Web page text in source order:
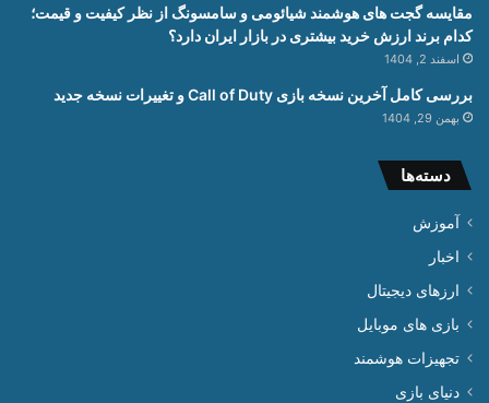
مقایسه گجت های هوشمند شیائومی و سامسونگ از نظر کیفیت و قیمت؛
کدام برند ارزش خرید بیشتری در بازار ایران دارد؟
اسفند 2, 1404
بررسی کامل آخرین نسخه بازی Call of Duty و تغییرات نسخه جدید
بهمن 29, 1404
دسته‌ها
آموزش
اخبار
ارزهای دیجیتال
بازی های موبایل
تجهیزات هوشمند
دنیای بازی